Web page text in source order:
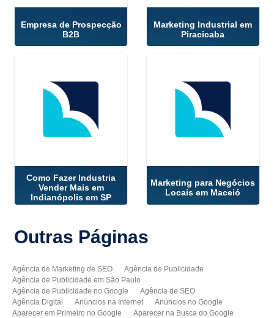
Empresa de Prospecção
B2B
Marketing Industrial em
Piracicaba
Como Fazer Industria
Vender Mais em
Indianópolis em SP
Marketing para Negócios
Locais em Maceió
Outras Páginas
Agência de Marketing de SEO
Agência de Publicidade
Agência de Publicidade em São Paulo
Agência de Publicidade no Google
Agência de SEO
Agência Digital
Anúncios na Internet
Anúncios no Google
Aparecer em Primeiro no Google
Aparecer na Busca do Google